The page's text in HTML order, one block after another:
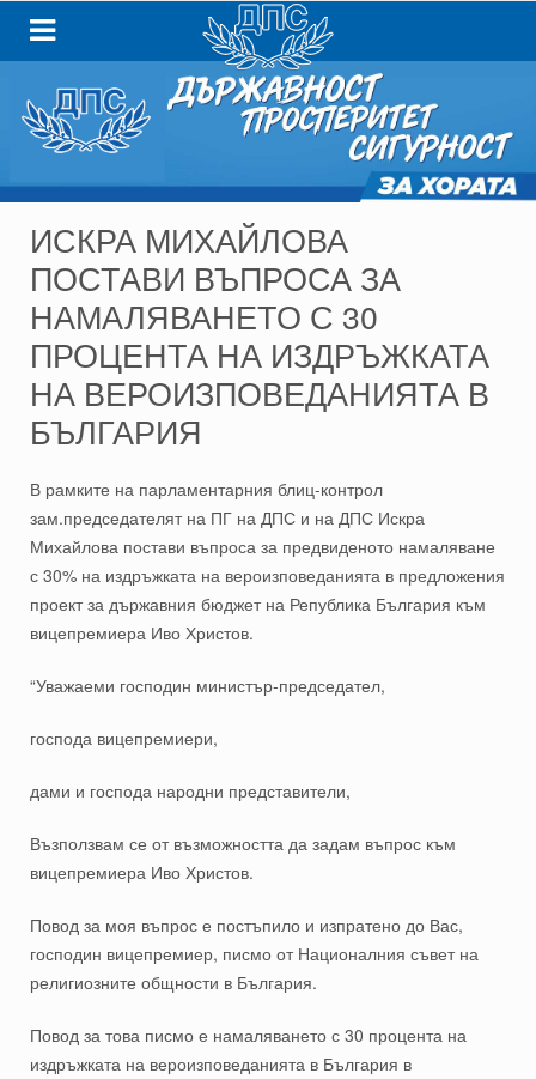
ИСКРА МИХАЙЛОВА
ПОСТАВИ ВЪПРОСА ЗА
НАМАЛЯВАНЕТО С 30
ПРОЦЕНТА НА ИЗДРЪЖКАТА
НА ВЕРОИЗПОВЕДАНИЯТА В
БЪЛГАРИЯ
В рамките на парламентарния блиц-контрол
зам.председателят на ПГ на ДПС и на ДПС Искра
Михайлова постави въпроса за предвиденото намаляване
с 30% на издръжката на вероизповеданията в предложения
проект за държавния бюджет на Република България към
вицепремиера Иво Христов.
“Уважаеми господин министър-председател,
господа вицепремиери,
дами и господа народни представители,
Възползвам се от възможността да задам въпрос към
вицепремиера Иво Христов.
Повод за моя въпрос е постъпило и изпратено до Вас,
господин вицепремиер, писмо от Националния съвет на
религиозните общности в България.
Повод за това писмо е намаляването с 30 процента на
издръжката на вероизповеданията в България в